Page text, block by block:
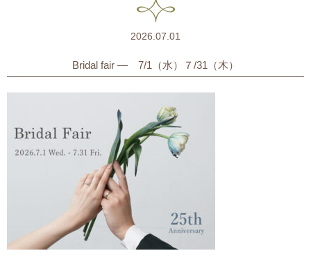
2026.07.01
Bridal fair ― 7/1（水）７/31（木）